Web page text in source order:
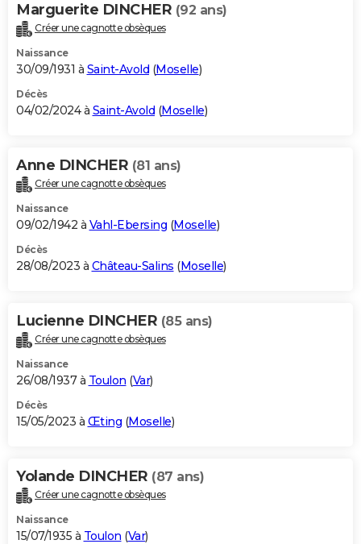
Marguerite DINCHER (92 ans)
Créer une cagnotte obsèques
Naissance
30/09/1931 à Saint-Avold (Moselle)
Décès
04/02/2024 à Saint-Avold (Moselle)
Anne DINCHER (81 ans)
Créer une cagnotte obsèques
Naissance
09/02/1942 à Vahl-Ebersing (Moselle)
Décès
28/08/2023 à Château-Salins (Moselle)
Lucienne DINCHER (85 ans)
Créer une cagnotte obsèques
Naissance
26/08/1937 à Toulon (Var)
Décès
15/05/2023 à Œting (Moselle)
Yolande DINCHER (87 ans)
Créer une cagnotte obsèques
Naissance
15/07/1935 à Toulon (Var)